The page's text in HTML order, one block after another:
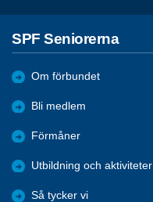
SPF Seniorerna
Om förbundet
Bli medlem
Förmåner
Utbildning och aktiviteter
Så tycker vi